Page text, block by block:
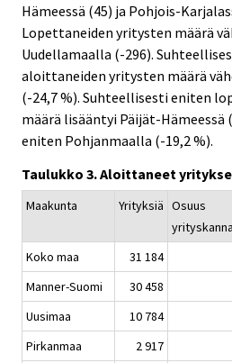
Hämeessä (45) ja Pohjois-
Lopettaneiden yritysten määrä
Uudellamaalla (-296).
aloittaneiden yritysten määrä
(-24,7 %). Suhteellisesti eniten
määrä lisääntyi Päijät-Hämeessä
eniten Pohjanmaalla (-19,2 %).
Taulukko 3. Aloittaneet
Maakunta Yrityksiä Osuus
Koko maa
31 184
Manner-Suomi
30 458
Uusimaa
10 784
Pirkanmaa
2 917